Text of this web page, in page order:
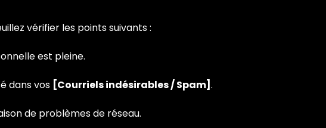
vérifier les points suivants :
est pleine.
dans vos [Courriels indésirables / Spam].
de problèmes de réseau.